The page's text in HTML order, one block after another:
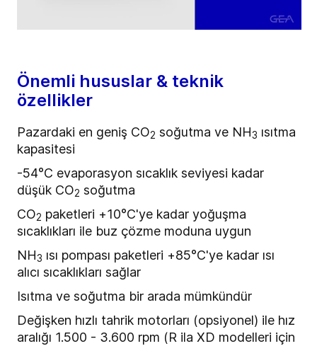
Önemli hususlar & teknik
özellikler
Pazardaki en geniş CO2 soğutma ve NH3 ısıtma
kapasitesi
-54°C evaporasyon sıcaklık seviyesi kadar
düşük CO2 soğutma
CO2 paketleri +10°C'ye kadar yoğuşma
sıcaklıkları ile buz çözme moduna uygun
NH3 ısı pompası paketleri +85°C'ye kadar ısı
alıcı sıcaklıkları sağlar
Isıtma ve soğutma bir arada mümkündür
Değişken hızlı tahrik motorları (opsiyonel) ile hız
aralığı 1.500 - 3.600 rpm (R ila XD modelleri için